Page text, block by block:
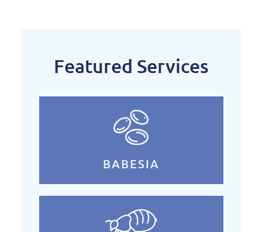
Featured Services
BABESIA